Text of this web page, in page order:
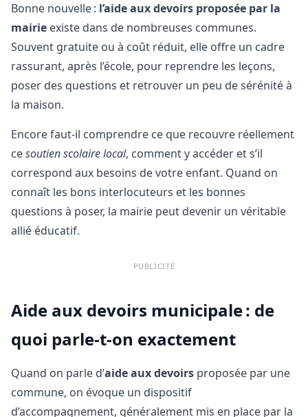
Bonne nouvelle : l’aide aux devoirs proposée par la
mairie existe dans de nombreuses communes.
Souvent gratuite ou à coût réduit, elle offre un cadre
rassurant, après l’école, pour reprendre les leçons,
poser des questions et retrouver un peu de sérénité à
la maison.
Encore faut‑il comprendre ce que recouvre réellement
cesoutien scolaire local, comment y accéder et s’il
correspond aux besoins de votre enfant. Quand on
connaît les bons interlocuteurs et les bonnes
questions à poser, la mairie peut devenir un véritable
allié éducatif.
PUBLICITÉ
Aide aux devoirs municipale : de
quoi parle-t-on exactement
Quand on parle d’aide aux devoirs proposée par une
commune, on évoque un dispositif
d’accompagnement, généralement mis en place par la